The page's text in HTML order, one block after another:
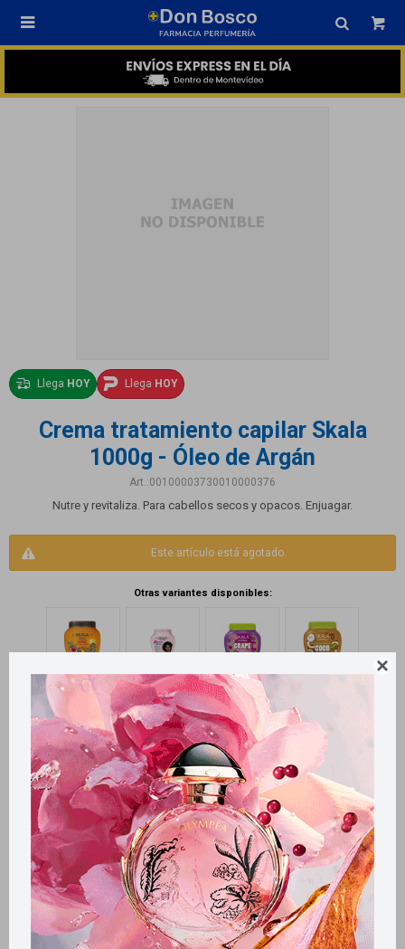


Llega HOY Llega HOY
Crema tratamiento capilar Skala
1000g - Óleo de Argán
00100003730010000376
Nutre y revitaliza. Para cabellos secos y opacos. Enjuagar.
Este artículo está agotado.
Otras variantes disponibles:
Productos que te pueden interesar